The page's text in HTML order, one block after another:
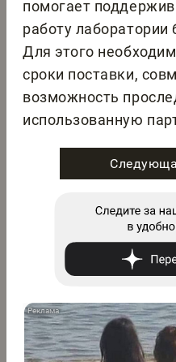
помогает
работу лаборатории
Для этого
сроки поставки,
возможность
использованную